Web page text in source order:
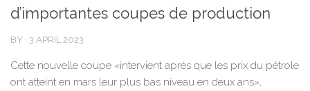
d’importantes coupes de production
BY · 3 APRIL 2023
Cette nouvelle coupe «intervient après que les prix du pétrole
ont atteint en mars leur plus bas niveau en deux ans»,